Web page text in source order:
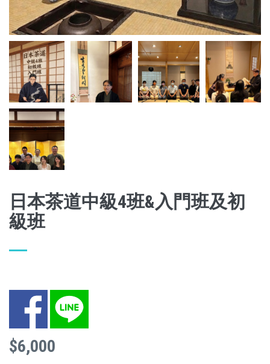
日本茶道中級4班&入門班及初
級班
Facebook LINE
$6,000